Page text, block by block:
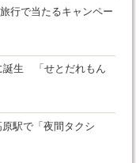
行で当たるキャンペー
誕生 「せとだれもん
駅で「夜間タクシ